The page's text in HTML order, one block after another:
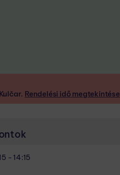
Rendelési idő megtekintése
- 14:15